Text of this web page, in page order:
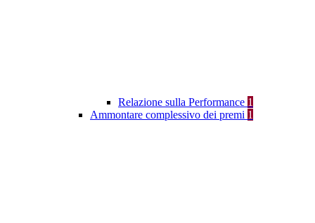
Relazione sulla Performance 1
Ammontare complessivo dei premi 1